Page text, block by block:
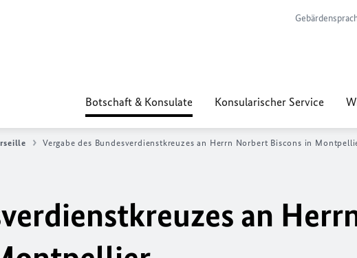
Botschaft & Konsulate Konsularischer Service
Vergabe des Bundesverdienstkreuzes an Herrn Norbert Biscons in
an